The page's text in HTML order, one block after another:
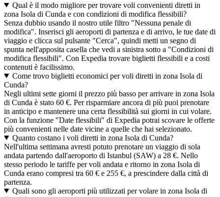
Qual è il modo migliore per trovare voli convenienti diretti in
zona Isola di Cunda e con condizioni di modifica flessibili?
Senza dubbio usando il nostro utile filtro "Nessuna penale di
modifica". Inserisci gli aeroporti di partenza e di arrivo, le tue date di
viaggio e clicca sul pulsante "Cerca", quindi metti un segno di
spunta nell'apposita casella che vedi a sinistra sotto a "Condizioni di
modifica flessibili". Con Expedia trovare biglietti flessibili e a costi
contenuti è facilissimo.
Come trovo biglietti economici per voli diretti in zona Isola di
Cunda?
Negli ultimi sette giorni il prezzo più basso per arrivare in zona Isola
di Cunda è stato 60 €. Per risparmiare ancora di più puoi prenotare
in anticipo e mantenere una certa flessibilità sui giorni in cui volare.
Con la funzione "Date flessibili" di Expedia potrai scovare le offerte
più convenienti nelle date vicine a quelle che hai selezionato.
Quanto costano i voli diretti in zona Isola di Cunda?
Nell'ultima settimana avresti potuto prenotare un viaggio di sola
andata partendo dall'aeroporto di Istanbul (SAW) a 28 €. Nello
stesso periodo le tariffe per voli andata e ritorno in zona Isola di
Cunda erano compresi tra 60 € e 255 €, a prescindere dalla città di
partenza.
Quali sono gli aeroporti più utilizzati per volare in zona Isola di